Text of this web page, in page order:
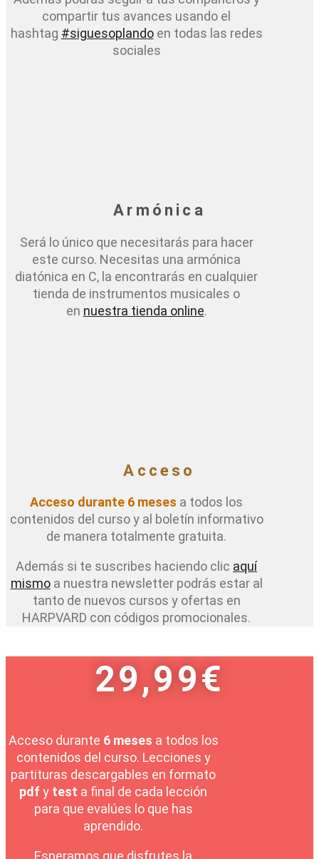
compartir tus avances usando el
hashtag #siguesoplandoen todas las redes
sociales
Armónica
Será lo único que necesitarás para hacer
este curso. Necesitas una armónica
diatónica en C, la encontrarás en cualquier
tienda de instrumentos musicales o
en nuestra tienda online.
Acceso
Acceso durante 6 meses a todos los
contenidos del curso y al boletín informativo
de manera totalmente gratuita.
Además si te suscribes haciendo clic aquí
mismoa nuestra newsletter podrás estar al
tanto de nuevos cursos y ofertas en
HARPVARD con códigos promocionales.
29,99€
Acceso durante 6 meses a todos los
contenidos del curso. Lecciones y
partituras descargables en formato
pdf y test a final de cada lección
para que evalúes lo que has
aprendido.
Esperamos que disfrutes la